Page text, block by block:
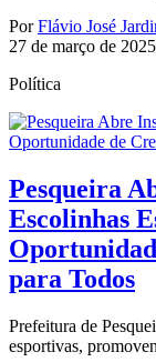
PorFlávio José
27 de março de
Política
Pesqueira
Escolinhas
para Todos
Prefeitura de
esportivas,